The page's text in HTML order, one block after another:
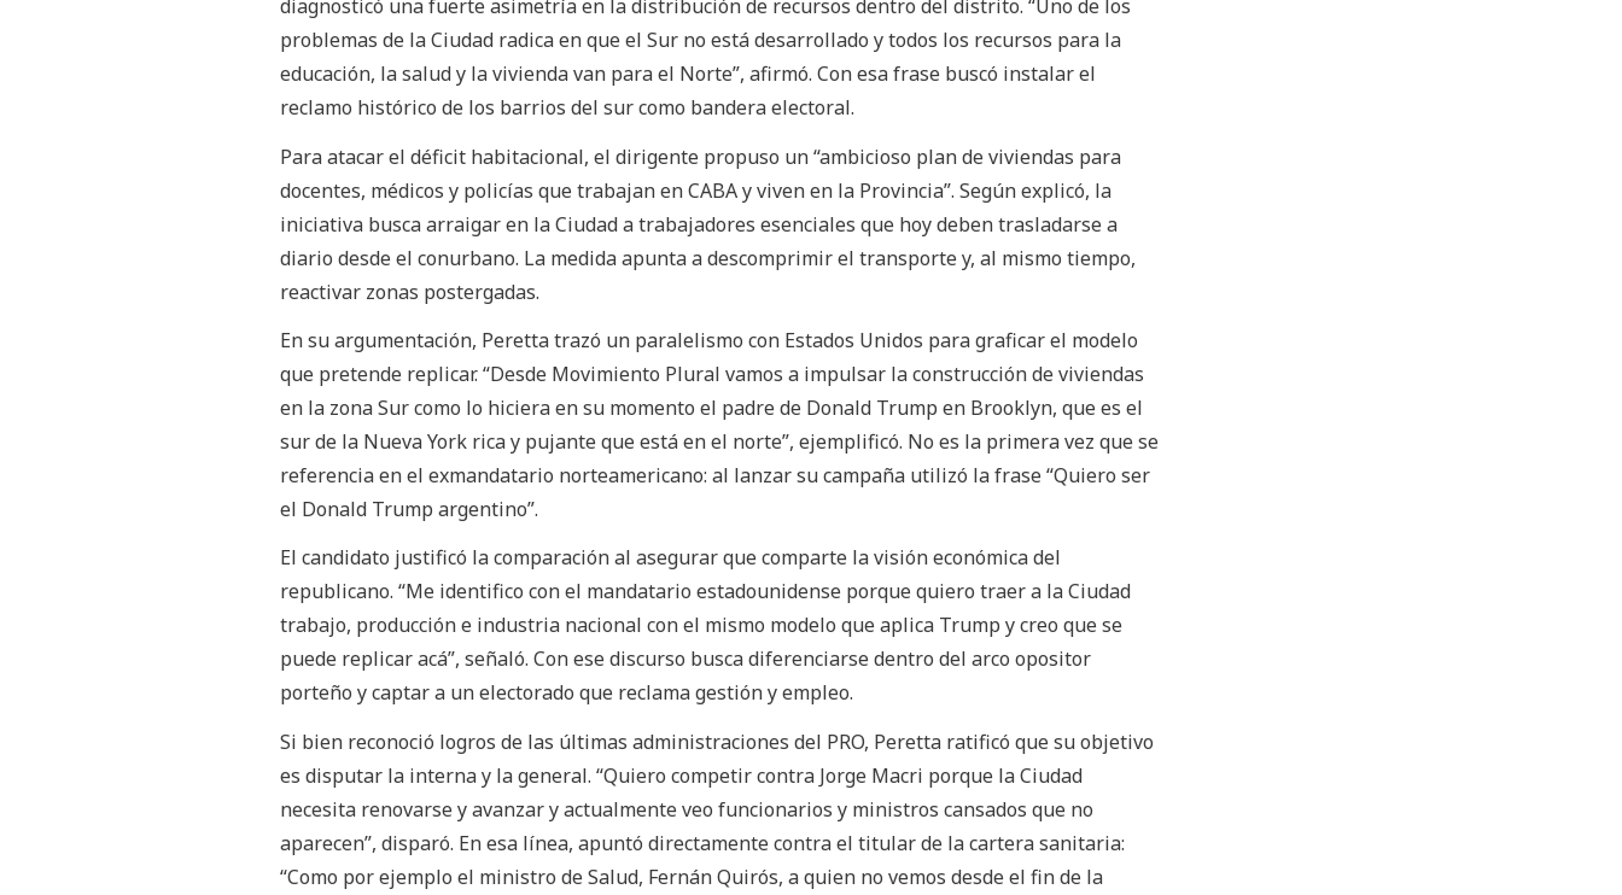
diagnosticó una fuerte asimetría en la distribución de recursos dentro del distrito. “Uno de los
problemas de la Ciudad radica en que el Sur no está desarrollado y todos los recursos para la
educación, la salud y la vivienda van para el Norte”, afirmó. Con esa frase buscó instalar el
reclamo histórico de los barrios del sur como bandera electoral.
Para atacar el déficit habitacional, el dirigente propuso un “ambicioso plan de viviendas para
docentes, médicos y policías que trabajan en CABA y viven en la Provincia”. Según explicó, la
iniciativa busca arraigar en la Ciudad a trabajadores esenciales que hoy deben trasladarse a
diario desde el conurbano. La medida apunta a descomprimir el transporte y, al mismo tiempo,
reactivar zonas postergadas.
En su argumentación, Peretta trazó un paralelismo con Estados Unidos para graficar el modelo
que pretende replicar. “Desde Movimiento Plural vamos a impulsar la construcción de viviendas
en la zona Sur como lo hiciera en su momento el padre de Donald Trump en Brooklyn, que es el
sur de la Nueva York rica y pujante que está en el norte”, ejemplificó. No es la primera vez que se
referencia en el exmandatario norteamericano: al lanzar su campaña utilizó la frase “Quiero ser
el Donald Trump argentino”.
El candidato justificó la comparación al asegurar que comparte la visión económica del
republicano. “Me identifico con el mandatario estadounidense porque quiero traer a la Ciudad
trabajo, producción e industria nacional con el mismo modelo que aplica Trump y creo que se
puede replicar acá”, señaló. Con ese discurso busca diferenciarse dentro del arco opositor
porteño y captar a un electorado que reclama gestión y empleo.
Si bien reconoció logros de las últimas administraciones del PRO, Peretta ratificó que su objetivo
es disputar la interna y la general. “Quiero competir contra Jorge Macri porque la Ciudad
necesita renovarse y avanzar y actualmente veo funcionarios y ministros cansados que no
aparecen”, disparó. En esa línea, apuntó directamente contra el titular de la cartera sanitaria:
“Como por ejemplo el ministro de Salud, Fernán Quirós, a quien no vemos desde el fin de la